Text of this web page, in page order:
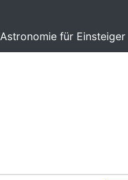
Astronomie für Einsteiger